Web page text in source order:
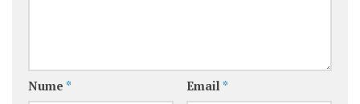
Nume * Email *